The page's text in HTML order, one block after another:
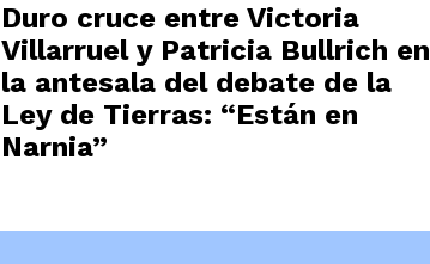
Duro cruce entre Victoria
Villarruel y Patricia Bullrich en
la antesala del debate de la
Ley de Tierras: “Están en
Narnia”